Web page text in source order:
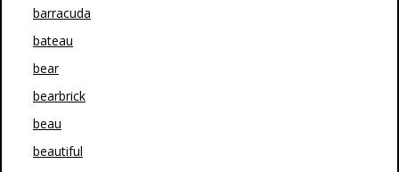
barracuda
bateau
bear
bearbrick
beau
beautiful